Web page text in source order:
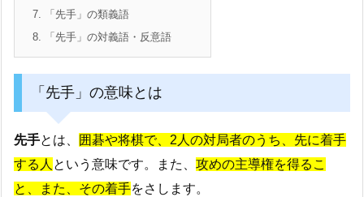
7. 「先手」の類義語
8. 「先手」の対義語・反意語
「先手」の意味とは
先手とは、
囲碁や将棋で、2人の対局者のうち、先に着手
する人 という意味です。また、 攻めの主導権を得るこ
と、また、その着手をさします。